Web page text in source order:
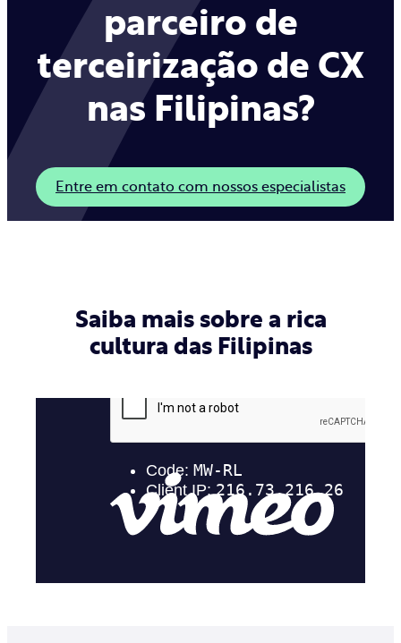
parceiro de
terceirização de CX
nas Filipinas?
Entre em contato com nossos especialistas
Saiba mais sobre a rica
cultura das Filipinas